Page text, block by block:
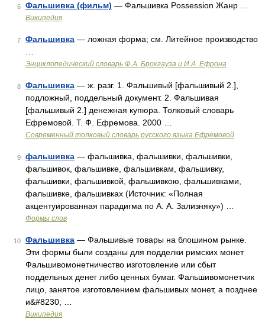
6 Фальшивка (фильм) — Фальшивка Possession Жанр …
Википедия
7 Фальшивка — ложная форма; см. Литейное производство
Энциклопедический словарь Ф.А. Брокгауза и И.А. Ефрона
8 Фальшивка — ж. разг. 1. Фальшивый [фальшивый 2.],
подложный, поддельный документ. 2. Фальшивая
[фальшивый 2.] денежная купюра. Толковый словарь
Ефремовой. Т. Ф. Ефремова. 2000 …
Современный толковый словарь русского языка Ефремовой
9 фальшивка — фальшивка, фальшивки, фальшивки,
фальшивок, фальшивке, фальшивкам, фальшивку,
фальшивки, фальшивкой, фальшивкою, фальшивками,
фальшивке, фальшивках (Источник: «Полная
акцентуированная парадигма по А. А. Зализняку») …
Формы слов
10 Фальшивка — Фальшивые товары на блошином рынке.
Эти формы были созданы для подделки римских монет
Фальшивомонетничество изготовление или сбыт
поддельных денег либо ценных бумаг. Фальшивомонетчик
лицо, занятое изготовлением фальшивых монет, а позднее
и&#8230; …
Википедия